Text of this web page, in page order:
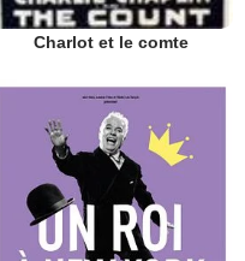
Charlot et le comte